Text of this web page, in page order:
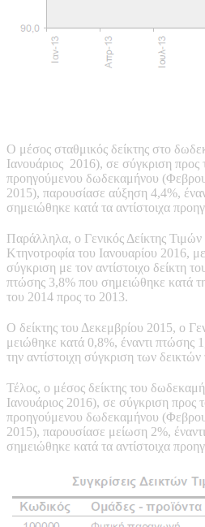
Ο μέσος σταθμικός δείκτης στο
Ιανουάριος 2016), σε σύγκριση προς
προηγούμενου δωδεκαμήνου
2015), παρουσίασε αύξηση 4,4%,
σημειώθηκε κατά τα αντίστοιχα
Παράλληλα, ο Γενικός Δείκτης
Κτηνοτροφία του Ιανουαρίου 2016,
σύγκριση με τον αντίστοιχο δείκτη
πτώσης 3,8% που σημειώθηκε κατά
του 2014 προς το 2013.
Ο δείκτης του Δεκεμβρίου 2015, ο
μειώθηκε κατά 0,8%, έναντι πτώσης
την αντίστοιχη σύγκριση των
Τέλος, ο μέσος δείκτης του
Ιανουάριος 2016), σε σύγκριση προς
προηγούμενου δωδεκαμήνου
2015), παρουσίασε μείωση 2%,
σημειώθηκε κατά τα αντίστοιχα